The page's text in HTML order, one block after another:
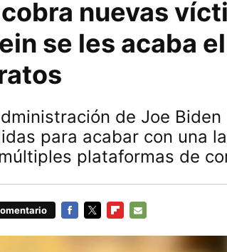
nuevas
se les acaba
de Joe
para acabar con una
plataformas de